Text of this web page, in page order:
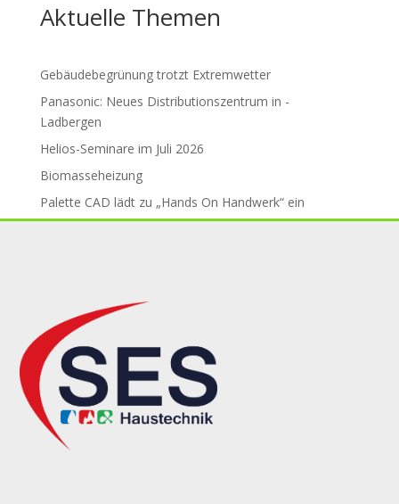
Aktuelle Themen
Gebäude­be­grü­nung trotzt Ex­trem­wet­ter
Panasonic: Neues Distributions­zent­rum in ­
Ladbergen
Helios-Seminare im Juli 2026
Biomasseheizung
Palette CAD lädt zu „Hands On Handwerk“ ein